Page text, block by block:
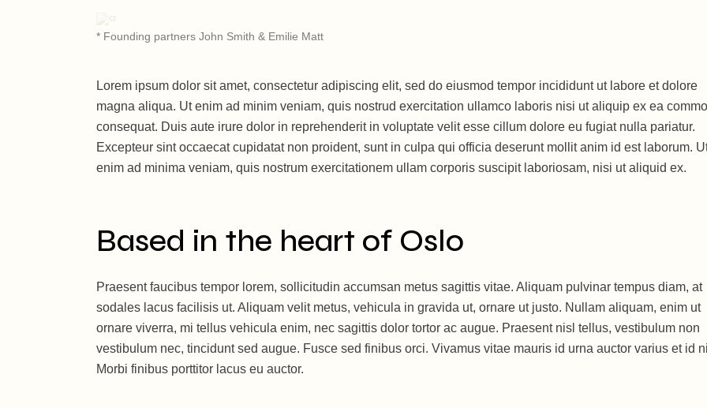
* Founding partners John Smith & Emilie Matt
Lorem ipsum dolor sit amet, consectetur adipiscing elit, sed do eiusmod tempor incididunt ut labore et dolore
magna aliqua. Ut enim ad minim veniam, quis nostrud exercitation ullamco laboris nisi ut aliquip ex ea
consequat. Duis aute irure dolor in reprehenderit in voluptate velit esse cillum dolore eu fugiat nulla pariatur.
Excepteur sint occaecat cupidatat non proident, sunt in culpa qui officia deserunt mollit anim id est laborum.
enim ad minima veniam, quis nostrum exercitationem ullam corporis suscipit laboriosam, nisi ut aliquid ex.
Based in the heart of Oslo
Praesent faucibus tempor lorem, sollicitudin accumsan metus sagittis vitae. Aliquam pulvinar tempus diam, at
sodales lacus facilisis ut. Aliquam velit metus, vehicula in gravida ut, ornare ut justo. Nullam aliquam, enim ut
ornare viverra, mi tellus vehicula enim, nec sagittis dolor tortor ac augue. Praesent nisl tellus, vestibulum non
vestibulum nec, tincidunt sed augue. Fusce sed finibus orci. Vivamus vitae mauris id urna auctor varius et id
Morbi finibus porttitor lacus eu auctor.